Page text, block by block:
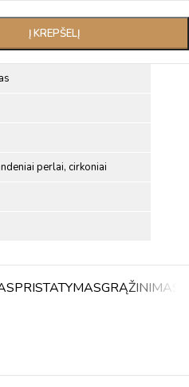
Į KREPŠELĮ
perlai, cirkoniai
PRISTATYMASGRĄŽINIMAS